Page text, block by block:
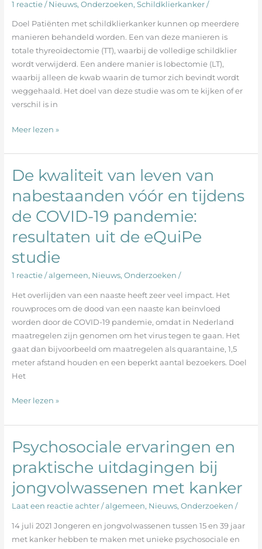
1 reactie / Nieuws, Onderzoeken, Schildklierkanker/
Doel Patiënten met schildklierkanker kunnen op meerdere
manieren behandeld worden. Een van deze manieren is
totale thyreoïdectomie (TT), waarbij de volledige schildklier
wordt verwijderd. Een andere manier is lobectomie (LT),
waarbij alleen de kwab waarin de tumor zich bevindt wordt
weggehaald. Het doel van deze studie was om te kijken of er
verschil is in
of
lobectomie
hebben
ondergaan
Meer lezen »
De kwaliteit van leven van
nabestaanden vóór en tijdens
de COVID-19 pandemie:
resultaten uit de eQuiPe
studie
1 reactie /algemeen, Nieuws, Onderzoeken /
Het overlijden van een naaste heeft zeer veel impact. Het
rouwproces om de dood van een naaste kan beïnvloed
worden door de COVID-19 pandemie, omdat in Nederland
maatregelen zijn genomen om het virus tegen te gaan. Het
gaat dan bijvoorbeeld om maatregelen als quarantaine, 1,5
meter afstand houden en een beperkt aantal bezoekers. Doel
Het
De
van
leven
nabestaanden
vóór
en
tijdens
de
COVID-
19
pandemie:
resultaten
uit
de
studie
Meer lezen »
Psychosociale ervaringen en
praktische uitdagingen bij
jongvolwassenen met kanker
Laat een reactie achter /algemeen, Nieuws, Onderzoeken /
14 juli 2021 Jongeren en jongvolwassenen tussen 15 en 39 jaar
met kanker hebben te maken met unieke psychosociale en
Psychosociale
ervaringen
en
praktische
uitdagingen
bij
jongvolwassenen
met